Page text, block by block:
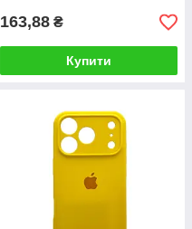
163,88 ₴
Купити